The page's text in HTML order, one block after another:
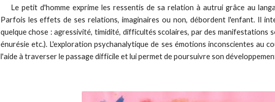
Le petit d'homme exprime les ressentis de sa relation à autrui grâce au
Parfois les effets de ses relations, imaginaires ou non, débordent l'enfant. Il
quelque chose : agressivité, timidité, difficultés scolaires, par des manifestations
énurésie etc.). L'exploration psychanalytique de ses émotions inconscientes au
l'aide à traverser le passage difficile et lui permet de poursuivre son